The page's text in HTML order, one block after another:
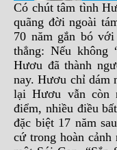
Có chút tâm tình
quãng đời ngoài
70 năm gắn bó
thẳng: Nếu không
Hươu đã thành
nay. Hươu chỉ dám
lại Hươu vẫn còn
điểm, nhiều điều
đặc biệt 17 năm
cứ trong hoàn cảnh